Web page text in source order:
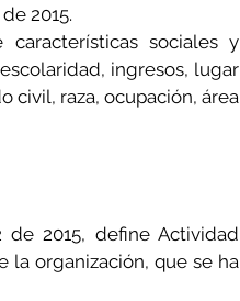
2015.
sociales y
ingresos, lugar
civil, raza, ocupación, área
de 2015, define Actividad
la organización, que se ha